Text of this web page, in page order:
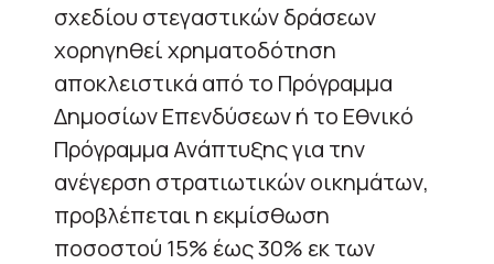
σχεδίου στεγαστικών δράσεων
χορηγηθεί χρηματοδότηση
αποκλειστικά από το Πρόγραμμα
Δημοσίων Επενδύσεων ή το Εθνικό
Πρόγραμμα Ανάπτυξης για την
ανέγερση στρατιωτικών οικημάτων,
προβλέπεται η εκμίσθωση
ποσοστού 15% έως 30% εκ των